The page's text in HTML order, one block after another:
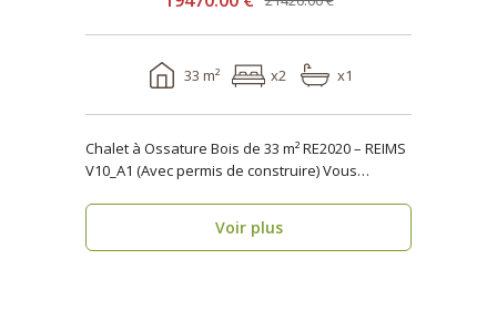
33 m² x2 x1
Chalet à Ossature Bois de 33 m² RE2020 – REIMS
V10_A1 (Avec permis de construire) Vous
Voir plus